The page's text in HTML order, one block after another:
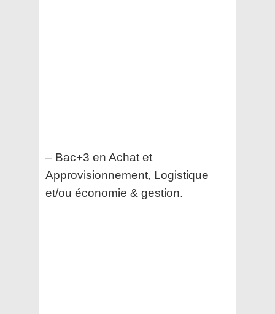
– Bac+3 en Achat et
Approvisionnement, Logistique
et/ou économie & gestion.